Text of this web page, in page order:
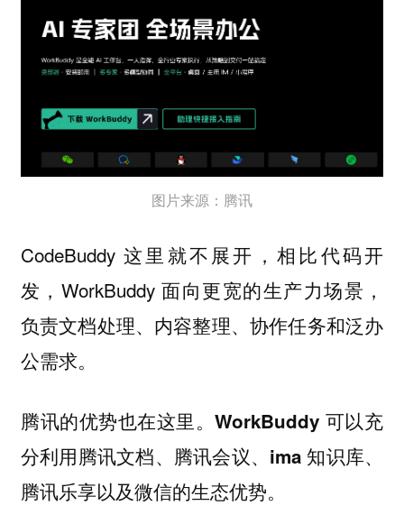
图片来源：腾讯
CodeBuddy 这里就不展开，相比代码开
发，WorkBuddy 面向更宽的生产力场景，
负责文档处理、内容整理、协作任务和泛办
公需求。
腾讯的优势也在这里。WorkBuddy 可以充
分利用腾讯文档、腾讯会议、ima 知识库、
腾讯乐享以及微信的生态优势。